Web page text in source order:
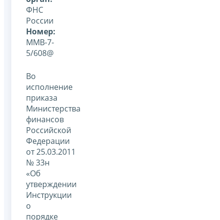
ФНС
России
Номер:
ММВ-7-
5/608@
Во
исполнение
приказа
Министерства
финансов
Российской
Федерации
от 25.03.2011
№ 33н
«Об
утверждении
Инструкции
о
порядке